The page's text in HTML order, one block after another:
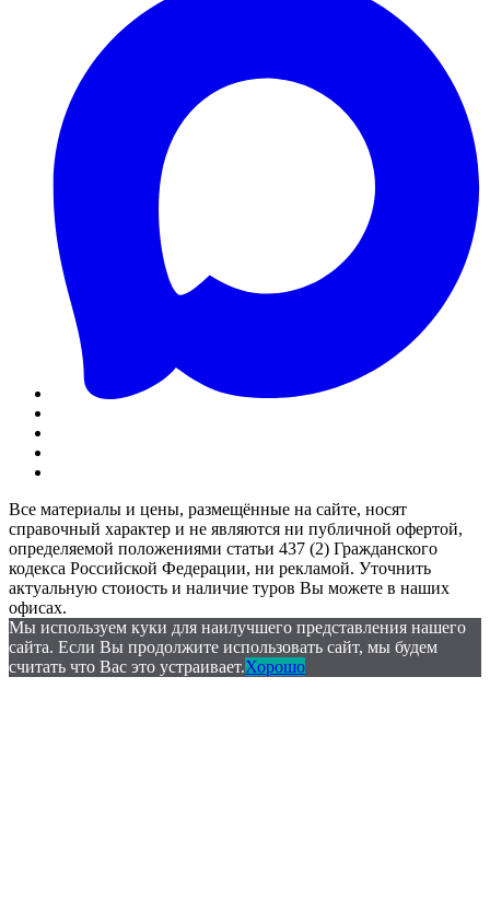
Все материалы и цены, размещённые на сайте, носят
справочный характер и не являются ни публичной офертой,
определяемой положениями статьи 437 (2) Гражданского
кодекса Российской Федерации, ни рекламой. Уточнить
актуальную стоиость и наличие туров Вы можете в наших
офисах.
Мы используем куки для наилучшего представления нашего
сайта. Если Вы продолжите использовать сайт, мы будем
считать что Вас это устраивает.Хорошо